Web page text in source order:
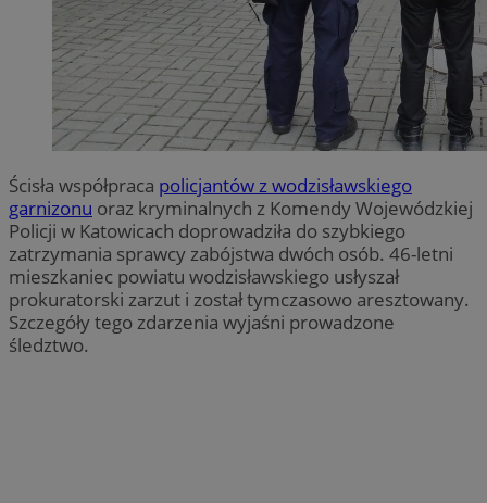
Ścisła współpraca policjantów z wodzisławskiego
garnizonu oraz kryminalnych z Komendy Wojewódzkiej
Policji w Katowicach doprowadziła do szybkiego
zatrzymania sprawcy zabójstwa dwóch osób. 46-letni
mieszkaniec powiatu wodzisławskiego usłyszał
prokuratorski zarzut i został tymczasowo aresztowany.
Szczegóły tego zdarzenia wyjaśni prowadzone
śledztwo.